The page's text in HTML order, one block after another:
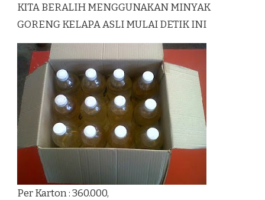
KITA BERALIH MENGGUNAKAN MINYAK
GORENG KELAPA ASLI MULAI DETIK INI
Per Karton : 360.000,